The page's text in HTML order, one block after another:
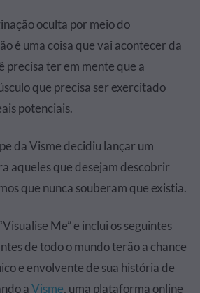
oculta por meio do
é uma coisa que vai acontecer da
precisa ter em mente que a
que precisa ser exercitado
potenciais.
da Visme decidiu lançar um
aqueles que desejam descobrir
que nunca souberam que existia.
Me” e inclui os seguintes
de todo o mundo terão a chance
e envolvente de sua história de
aVisme, uma plataforma online